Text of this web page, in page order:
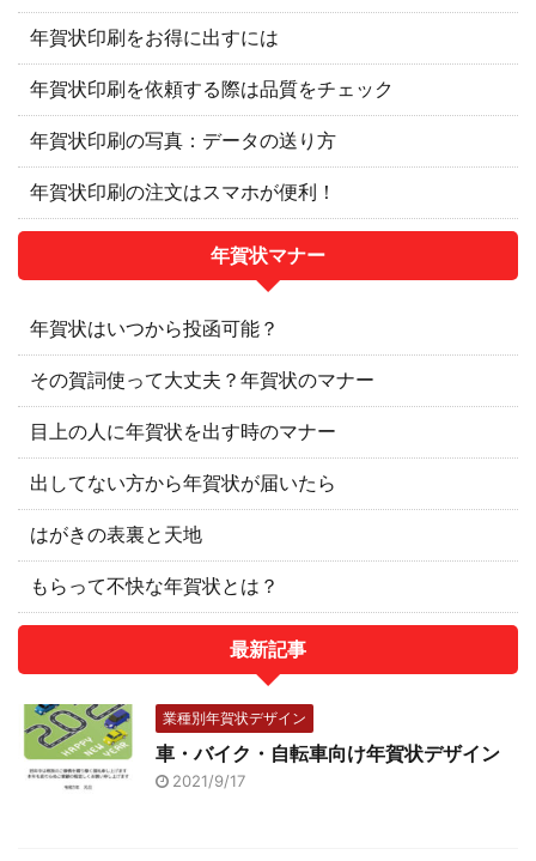
年賀状印刷をお得に出すには
年賀状印刷を依頼する際は品質をチェック
年賀状印刷の写真：データの送り方
年賀状印刷の注文はスマホが便利！
年賀状マナー
年賀状はいつから投函可能？
その賀詞使って大丈夫？年賀状のマナー
目上の人に年賀状を出す時のマナー
出してない方から年賀状が届いたら
はがきの表裏と天地
もらって不快な年賀状とは？
最新記事
業種別年賀状デザイン
車・バイク・自転車向け年賀状デザイン
2021/9/17